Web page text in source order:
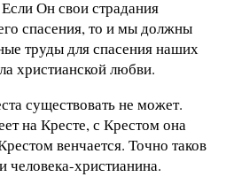
Он свои страдания
спасения, то и мы должны
труды для спасения наших
христианской любви.
сущест­вовать не может.
на Кресте, с Крестом она
венчается. Точно таков
христианина.